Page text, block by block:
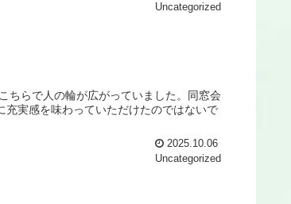
Uncategorized
ちらで人の輪が広がっていました。同窓会
実感を味わっていただけたのではないで
2025.10.06
Uncategorized